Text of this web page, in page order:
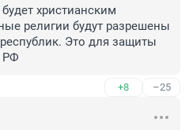
христианским
религии будут разрешены
Это для защиты
РФ
+8 –25